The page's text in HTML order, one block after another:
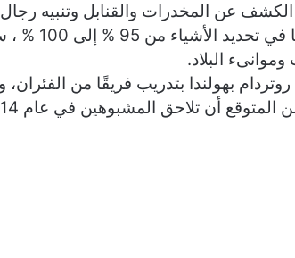
عن المخدرات والقنابل وتنبيه رجال
الفئران التي
البلاد.
بهولندا بتدريب فريقًا من
أن تلاحق المشبوهين في عام 2014.